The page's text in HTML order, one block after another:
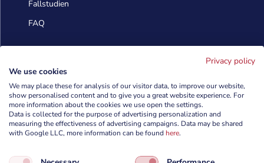
Fallstudien
FAQ
 info@cyberforces.com
 +48 505 372 810

Privacy policy
We use cookies
We may place these for analysis of our visitor data, to improve our website,
show personalised content and to give you a great website experience. For
more information about the cookies we use open the settings.
Data is collected for the purpose of advertising personalization and
measuring the effectiveness of advertising campaigns. Data may be shared
with Google LLC, more information can be found here.